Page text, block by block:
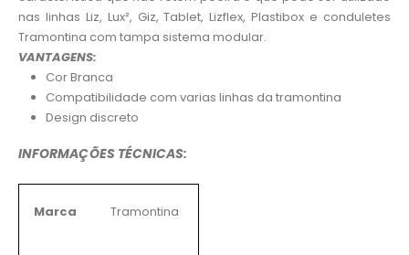
nas linhas Liz, Lux², Giz, Tablet, Lizflex, Plastibox e conduletes
Tramontina com tampa sistema modular.
VANTAGENS:
Cor Branca
Compatibilidade com varias linhas da tramontina
Design discreto
INFORMAÇÕES TÉCNICAS:
Marca Tramontina